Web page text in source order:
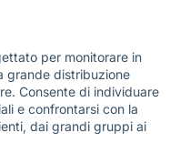
per monitorare in
grande distribuzione
Consente di individuare
e confrontarsi con la
dai grandi gruppi ai